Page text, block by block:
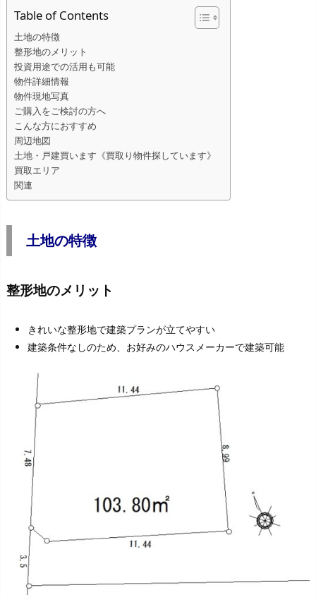
Table of Contents
土地の特徴
整形地のメリット
投資用途での活用も可能
物件詳細情報
物件現地写真
ご購入をご検討の方へ
こんな方におすすめ
周辺地図
土地・戸建買います《買取り物件探しています》
買取エリア
関連
土地の特徴
整形地のメリット
きれいな整形地で建築プランが立てやすい
建築条件なしのため、お好みのハウスメーカーで建築可能